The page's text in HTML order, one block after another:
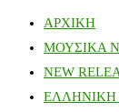
ΑΡΧΙΚΗ
ΜΟΥΣΙΚΑ
NEW